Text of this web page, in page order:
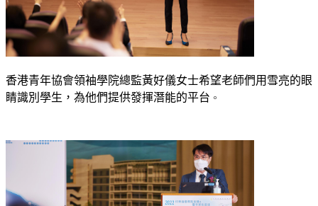
香港青年協會領袖學院總監黃好儀女士希望老師們用雪亮的眼
睛識別學生，為他們提供發揮潛能的平台 。